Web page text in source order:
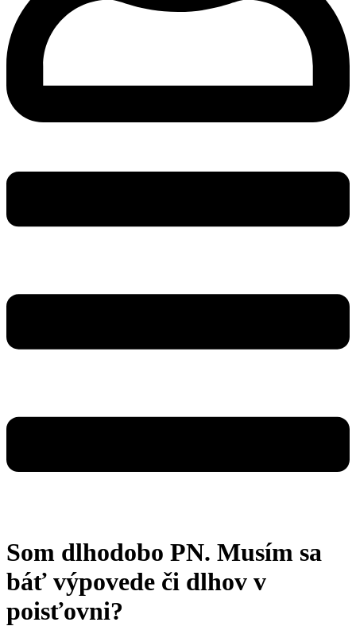
Som dlhodobo PN. Musím sa
báť výpovede či dlhov v
poisťovni?